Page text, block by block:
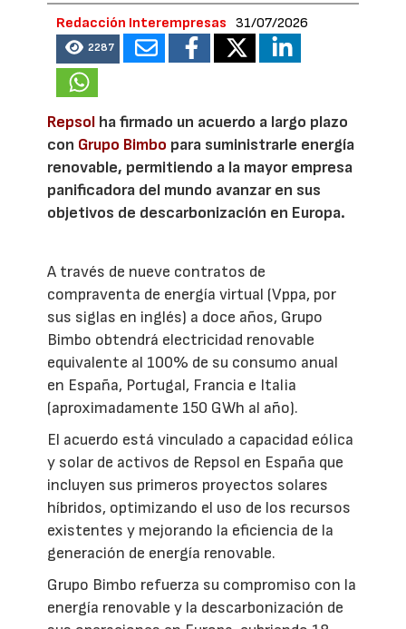
Redacción Interempresas 31/07/2026
2287
Repsol ha firmado un acuerdo a largo plazo
con Grupo Bimbo para suministrarle energía
renovable, permitiendo a la mayor empresa
panificadora del mundo avanzar en sus
objetivos de descarbonización en Europa.
A través de nueve contratos de
compraventa de energía virtual (Vppa, por
sus siglas en inglés) a doce años, Grupo
Bimbo obtendrá electricidad renovable
equivalente al 100% de su consumo anual
en España, Portugal, Francia e Italia
(aproximadamente 150 GWh al año).
El acuerdo está vinculado a capacidad eólica
y solar de activos de Repsol en España que
incluyen sus primeros proyectos solares
híbridos, optimizando el uso de los recursos
existentes y mejorando la eficiencia de la
generación de energía renovable.
Grupo Bimbo refuerza su compromiso con la
energía renovable y la descarbonización de